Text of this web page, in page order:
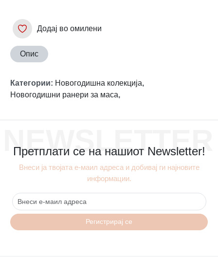
Додај во омилени
Опис
Категории: Новогодишна колекција,
Новогодишни ранери за маса,
NEWSLETTER
Претплати се на нашиот Newsletter!
Внеси ја твојата е-маил адреса и добивај ги најновите
информации.
Регистрирај се